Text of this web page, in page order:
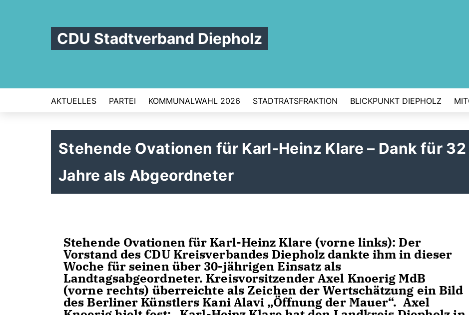
CDU Stadtverband Diepholz
AKTUELLES PARTEI KOMMUNALWAHL 2026 STADTRATSFRAKTION BLICKPUNKT DIEPHOLZ
Stehende Ovationen für Karl-Heinz Klare – Dank für 32
Jahre als Abgeordneter
Stehende Ovationen für Karl-Heinz Klare (vorne links): Der
Vorstand des CDU Kreisverbandes Diepholz dankte ihm in dieser
Woche für seinen über 30-jährigen Einsatz als
Landtagsabgeordneter. Kreisvorsitzender Axel Knoerig MdB
(vorne rechts) überreichte als Zeichen der Wertschätzung ein Bild
des Berliner Künstlers Kani Alavi „Öffnung der Mauer“. Axel